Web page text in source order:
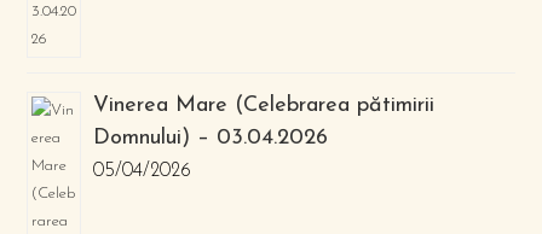
Vinerea Mare (Celebrarea pătimirii
Domnului) – 03.04.2026
05/04/2026